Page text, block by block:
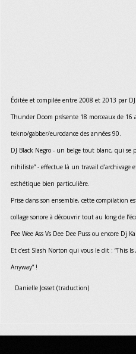
Éditée et compilée entre 2008 et 2013 par
Thunder Doom présente 18 morceaux de 16
tekno/gabber/eurodance des années 90.
DJ Black Negro - un belge tout blanc, qui se
nihiliste” - effectue là un travail d’archivage
esthétique bien particulière.
Prise dans son ensemble, cette compilation
collage sonore à découvrir tout au long de
Pee Wee Ass Vs Dee Dee Puss ou encore Dj
Et c’est Slash Norton qui vous le dit : “This
Anyway” !
Danielle Josset (traduction)